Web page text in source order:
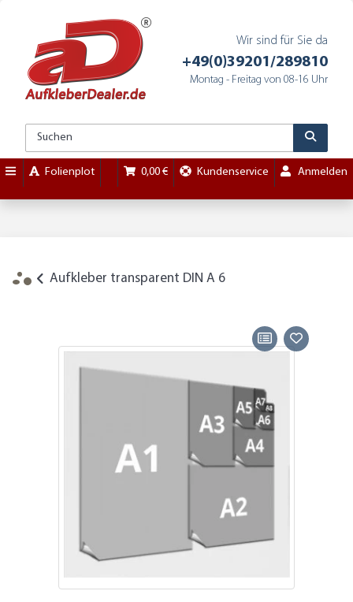
Wir sind für Sie da
+49(0)39201/289810
Montag - Freitag von 08-16 Uhr
Folienplot 0,00 € Kundenservice Anmelden
Aufkleber transparent DIN A 6